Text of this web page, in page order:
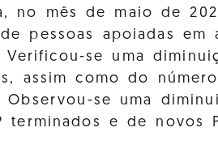
no mês de maio de
pessoas apoiadas em
Verificou-se uma
assim como do
Observou-se uma
terminados e de novos